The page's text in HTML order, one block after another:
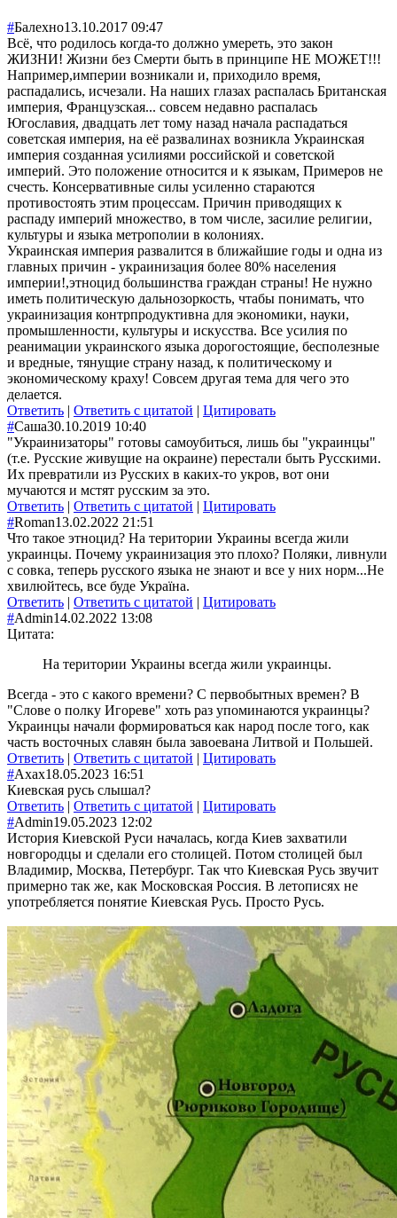
#Балехно13.10.2017 09:47
Всё, что родилось когда-то должно умереть, это закон
ЖИЗНИ! Жизни без Смерти быть в принципе НЕ МОЖЕТ!!!
Например,империи возникали и, приходило время,
распадались, исчезали. На наших глазах распалась Британская
империя, Французская... совсем недавно распалась
Югославия, двадцать лет тому назад начала распадаться
советская империя, на её развалинах возникла Украинская
империя созданная усилиями российской и советской
империй. Это положение относится и к языкам, Примеров не
счесть. Консервативные силы усиленно стараются
противостоять этим процессам. Причин приводящих к
распаду империй множество, в том числе, засилие религии,
культуры и языка метрополии в колониях.
Украинская империя развалится в ближайшие годы и одна из
главных причин - украинизация более 80% населения
империи!,этноцид большинства граждан страны! Не нужно
иметь политическую дальнозоркость, чтабы понимать, что
украинизация контрпродуктивна для экономики, науки,
промышленности, культуры и искусства. Все усилия по
реанимации украинского языка дорогостоящие, бесполезные
и вредные, тянущие страну назад, к политическому и
экономическому краху! Совсем другая тема для чего это
делается.
Ответить | Ответить с цитатой | Цитировать
#Саша30.10.2019 10:40
"Украинизаторы" готовы самоубиться, лишь бы "украинцы"
(т.е. Русские живущие на окраине) перестали быть Русскими.
Их превратили из Русских в каких-то укров, вот они
мучаются и мстят русским за это.
Ответить | Ответить с цитатой | Цитировать
#Roman13.02.2022 21:51
Что такое этноцид? На територии Украины всегда жили
украинцы. Почему украинизация это плохо? Поляки, ливнули
с совка, теперь русского языка не знают и все у них норм...Не
хвилюйтесь, все буде Україна.
Ответить | Ответить с цитатой | Цитировать
#Admin14.02.2022 13:08
Цитата:
На територии Украины всегда жили украинцы.
Всегда - это с какого времени? С первобытных времен? В
"Слове о полку Игореве" хоть раз упоминаются украинцы?
Украинцы начали формироваться как народ после того, как
часть восточных славян была завоевана Литвой и Польшей.
Ответить | Ответить с цитатой | Цитировать
#Ахах18.05.2023 16:51
Киевская русь слышал?
Ответить | Ответить с цитатой | Цитировать
#Admin19.05.2023 12:02
История Киевской Руси началась, когда Киев захватили
новгородцы и сделали его столицей. Потом столицей был
Владимир, Москва, Петербург. Так что Киевская Русь звучит
примерно так же, как Московская Россия. В летописях не
употребляется понятие Киевская Русь. Просто Русь.